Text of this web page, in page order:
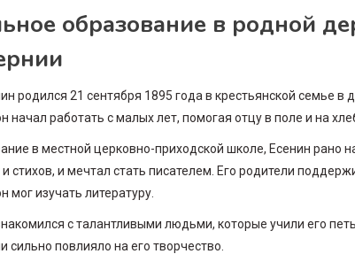
образование в родной
родился 21 сентября 1895 года в крестьянской семье в
начал работать с малых лет, помогая отцу в поле и на
в местной церковно-приходской школе, Есенин рано
стихов, и мечтал стать писателем. Его родители
мог изучать литературу.
с талантливыми людьми, которые учили его
сильно повлияло на его творчество.